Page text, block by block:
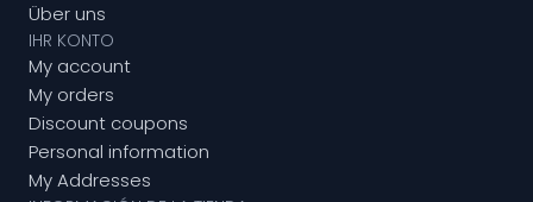
Über uns
IHR KONTO
My account
My orders
Discount coupons
Personal information
My Addresses